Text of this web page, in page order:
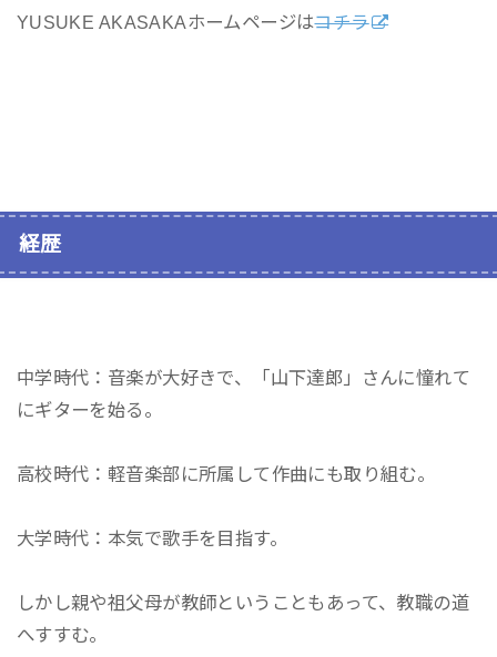
YUSUKE AKASAKAホームページはコチラ
経歴
中学時代：音楽が大好きで、「山下達郎」さんに憧れて
にギターを始る。
高校時代：軽音楽部に所属して作曲にも取り組む。
大学時代：本気で歌手を目指す。
しかし親や祖父母が教師ということもあって、教職の道
へすすむ。